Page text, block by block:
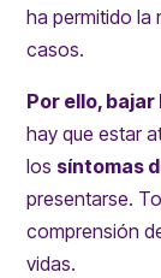
ha permitido la
casos.
Por ello,
hay que estar
los síntomas
presentarse.
comprensión
vidas.